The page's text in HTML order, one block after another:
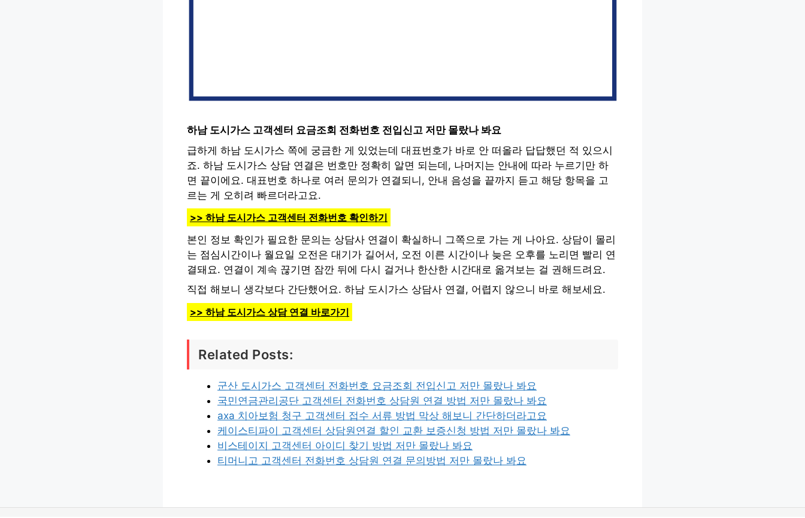
하남 도시가스 고객센터 요금조회 전화번호 전입신고 저만 몰랐나 봐요
급하게 하남 도시가스 쪽에 궁금한 게 있었는데 대표번호가 바로 안 떠올라 답답했던 적 있으시
죠. 하남 도시가스 상담 연결은 번호만 정확히 알면 되는데, 나머지는 안내에 따라 누르기만 하
면 끝이에요. 대표번호 하나로 여러 문의가 연결되니, 안내 음성을 끝까지 듣고 해당 항목을 고
르는 게 오히려 빠르더라고요.
>> 하남 도시가스 고객센터 전화번호 확인하기
본인 정보 확인가 필요한 문의는 상담사 연결이 확실하니 그쪽으로 가는 게 나아요. 상담이 몰리
는 점심시간이나 월요일 오전은 대기가 길어서, 오전 이른 시간이나 늦은 오후를 노리면 빨리 연
결돼요. 연결이 계속 끊기면 잠깐 뒤에 다시 걸거나 한산한 시간대로 옮겨보는 걸 권해드려요.
직접 해보니 생각보다 간단했어요. 하남 도시가스 상담사 연결, 어렵지 않으니 바로 해보세요.
>> 하남 도시가스 상담 연결 바로가기
Related Posts:
군산 도시가스 고객센터 전화번호 요금조회 전입신고 저만 몰랐나 봐요
국민연금관리공단 고객센터 전화번호 상담원 연결 방법 저만 몰랐나 봐요
axa 치아보험 청구 고객센터 접수 서류 방법 막상 해보니 간단하더라고요
케이스티파이 고객센터 상담원연결 할인 교환 보증신청 방법 저만 몰랐나 봐요
비스테이지 고객센터 아이디 찾기 방법 저만 몰랐나 봐요
티머니고 고객센터 전화번호 상담원 연결 문의방법 저만 몰랐나 봐요